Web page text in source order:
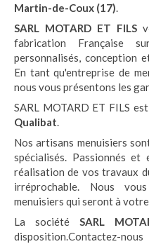
Martin-de-Coux (17).
SARL MOTARD ET FILS
fabrication Française
personnalisés, conception
En tant qu'entreprise de
nous vous présentons les
SARL MOTARD ET FILS
Qualibat.
Nos artisans menuisiers
spécialisés. Passionnés et
réalisation de vos travaux
irréprochable. Nous
menuisiers qui seront à
La société SARL